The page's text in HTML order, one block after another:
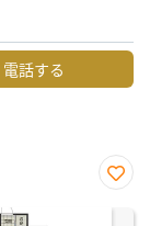
電話する
に入